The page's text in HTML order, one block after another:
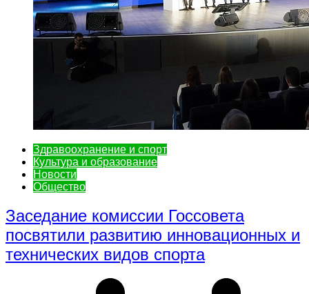
Здравоохранение и спорт
Культура и образование
Новости
Общество
Заседание комиссии Госсовета
посвятили развитию инновационных и
технических видов спорта